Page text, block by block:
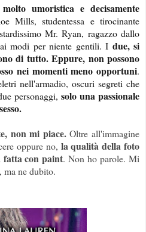
umoristica e decisamente
Mills, studentessa e tirocinante
Mr. Ryan, ragazzo dallo
modi per niente gentili. I due, si
di tutto. Eppure, non possono
nei momenti meno opportuni.
nell'armadio, oscuri segreti che
personaggi, solo una passionale
non mi piace.Oltre all'immagine
oppure no, la qualità della foto
fatta con paint. Non ho parole. Mi
ma ne dubito.